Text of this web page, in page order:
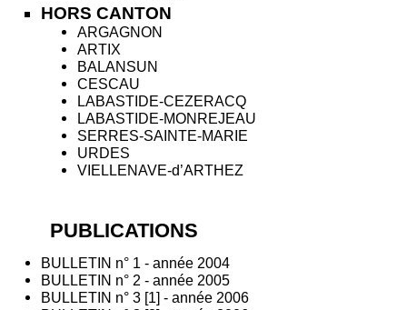
HORS CANTON
ARGAGNON
ARTIX
BALANSUN
CESCAU
LABASTIDE-CEZERACQ
LABASTIDE-MONREJEAU
SERRES-SAINTE-MARIE
URDES
VIELLENAVE-d’ARTHEZ
PUBLICATIONS
BULLETIN n° 1 - année 2004
BULLETIN n° 2 - année 2005
BULLETIN n° 3 [1] - année 2006